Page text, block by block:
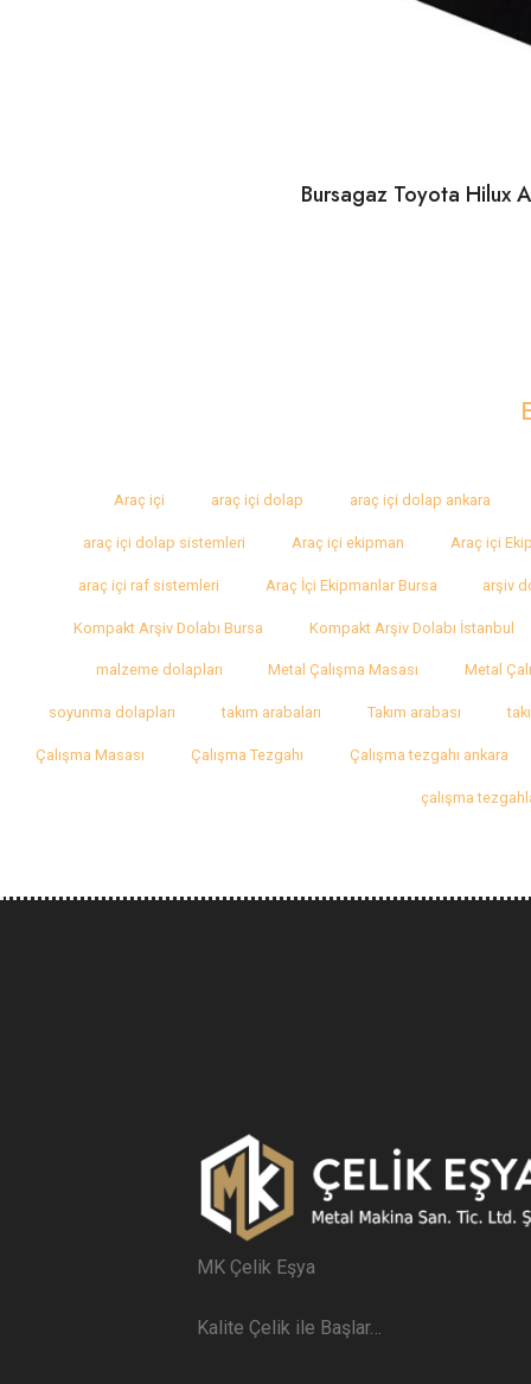
Bursagaz Toyota Hilux
Araç içi araç içi dolap araç içi dolap ankara
araç içi dolap sistemleri Araç içi ekipman Araç içi
araç içi raf sistemleri Araç İçi Ekipmanlar Bursa arşiv
Kompakt Arşiv Dolabı Bursa Kompakt Arşiv Dolabı İstanbul
malzeme dolapları Metal Çalışma Masası Metal
soyunma dolapları takım arabaları Takım arabası
Çalışma Masası Çalışma Tezgahı Çalışma tezgahı ankara
çalışma
MK Çelik Eşya
Kalite Çelik ile Başlar…